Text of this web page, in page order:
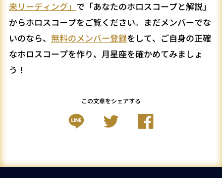
来リーディング」 で「あなたのホロスコープと解説」
からホロスコープをご覧ください。まだメンバーでな
いのなら、 無料のメンバー登録をして、ご自身の正確
なホロスコープを作り、月星座を確かめてみましょ
う！
この文章をシェアする